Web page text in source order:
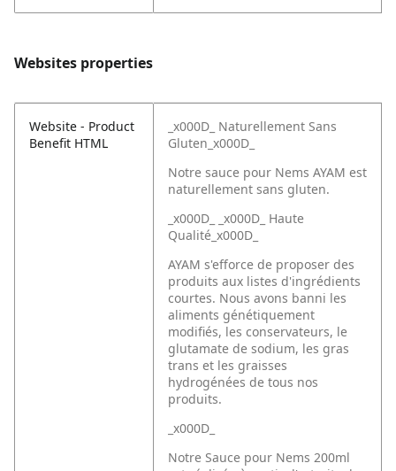
Websites properties
Website - Product
Benefit HTML
_x000D_ Naturellement Sans
Gluten_x000D_
Notre sauce pour Nems AYAM est
naturellement sans gluten.
_x000D_ _x000D_ Haute
Qualité_x000D_
AYAM s'efforce de proposer des
produits aux listes d'ingrédients
courtes. Nous avons banni les
aliments génétiquement
modifiés, les conservateurs, le
glutamate de sodium, les gras
trans et les graisses
hydrogénées de tous nos
produits.
_x000D_
Notre Sauce pour Nems 200ml